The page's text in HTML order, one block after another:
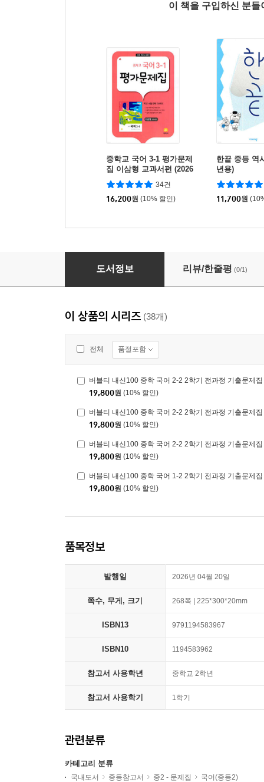
이 책을 구입하신 분
중학교 국어 3-1 평가문제
집 이삼형 교과서편 (2026
년용)
34건
16,200원 (10% 할인)
한끝 중등 역
년용)
11,700원
버블티 내신100 중학 국어 2-1 1학기 전과정 기
도서정보 리뷰/한줄평 (0/1)
이 상품의 시리즈 (38개)
전체 품절포함
버블티 내신100 중학 국어 2-2 2학기 전과정 기출문제
19,800원 (10% 할인)
버블티 내신100 중학 국어 2-2 2학기 전과정 기출문제
19,800원 (10% 할인)
버블티 내신100 중학 국어 2-2 2학기 전과정 기출문제
19,800원 (10% 할인)
버블티 내신100 중학 국어 1-2 2학기 전과정 기출문제
19,800원 (10% 할인)
품목정보
발행일 2026년 04월 20일
쪽수, 무게, 크기 268쪽 | 225*300*20mm
ISBN13 9791194583967
ISBN10 1194583962
참고서 사용학년 중학교 2학년
참고서 사용학기 1학기
관련분류
카테고리 분류
국내도서 중등참고서 중2 - 문제집 국어(중등2)